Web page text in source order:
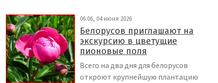
06:06, 04 июня 2026
Белорусов приглашают на
экскурсию в цветущие
пионовые поля
Всего на два дня для белорусов
откроют крупнейшую плантацию